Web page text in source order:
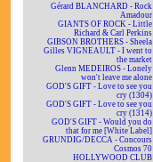
Gérard BLANCHARD - Rock
Amadour
GIANTS OF ROCK - Little
Richard & Carl Perkins
GIBSON BROTHERS - Sheela
Gilles VIGNEAULT - I went to
the market
Glenn MEDEIROS - Lonely
won't leave me alone
GOD'S GIFT - Love to see you
cry (1304)
GOD'S GIFT - Love to see you
cry (1314)
GOD'S GIFT - Would you do
that for me [White Label]
GRUNDIG/DECCA - Concours
Cosmos 70
HOLLYWOOD CLUB